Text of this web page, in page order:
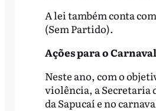
A lei também conta
(Sem Partido).
Ações para o Carnaval
Neste ano, com o
violência, a Secretaria
da Sapucaí e no